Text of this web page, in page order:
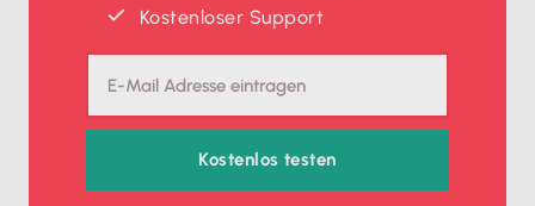
Kostenloser Support
Kostenlos testen